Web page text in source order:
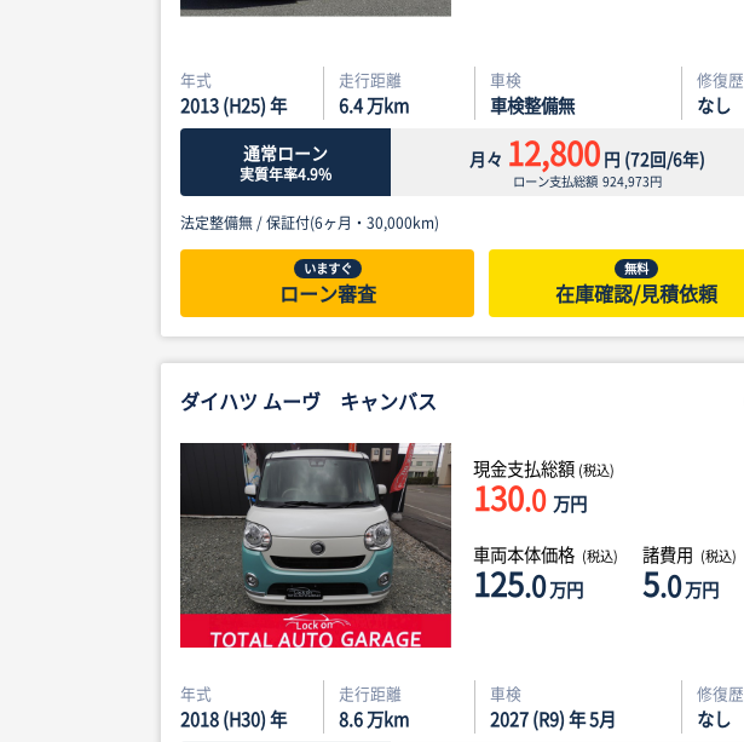
年式
2013 (H25) 年
走行距離
6.4万km
車検
車検整備無
修復歴
なし
通常ローン
実質年率4.9%
月々 12,800円 (72回/6年)
ローン支払総額 924,973円
法定整備無 /保証付(6ヶ月・30,000km)
いますぐ
ローン審査
無料
在庫確認/見積依頼
ダイハツ ムーヴ キャンバス
現金支払総額 (税込)
130.0 万円
車両本体価格 (税込)
125.0万円
諸費用 (税込)
5.0万円
年式
2018 (H30) 年
走行距離
8.6万km
車検
2027 (R9) 年 5月
修復歴
なし